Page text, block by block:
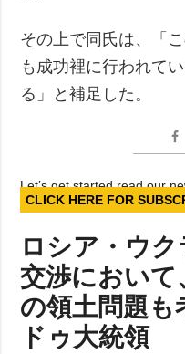
その上で同氏は、「
も成功裡に行われて
る」と補足した。
Let’s get started read our
CLICK HERE FOR
ロシア・ウ
交渉におい
の領土問題
ドゥ大統領